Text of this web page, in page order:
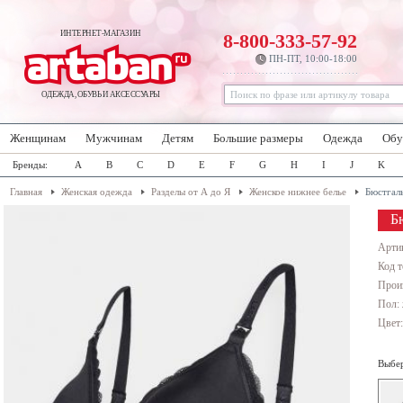
ИНТЕРНЕТ-МАГАЗИН
ОДЕЖДА, ОБУВЬ И АКСЕССУАРЫ
8-800-333-57-92
ПН-ПТ, 10:00-18:00
Женщинам Мужчинам Детям Большие размеры Одежда
Бренды: A B C D E F G H I J K
Главная Женская одежда Разделы от А до Я Женское нижнее белье
Код
Пол: